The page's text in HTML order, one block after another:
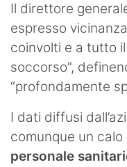
Il direttore
espresso
coinvolti e a tutto
soccorso”,
“profondamente
I dati diffusi
comunque un calo
personale